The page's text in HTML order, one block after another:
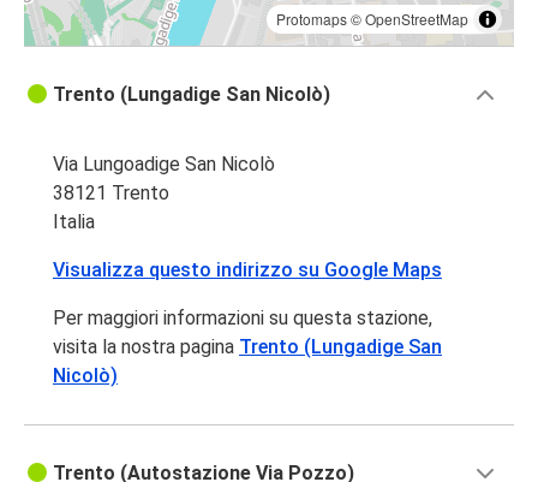
Protomaps©OpenStreetMap
Trento (Lungadige San Nicolò)
Via Lungoadige San Nicolò
38121 Trento
Italia
Visualizza questo indirizzo su Google Maps
Per maggiori informazioni su questa stazione,
visita la nostra pagina Trento (Lungadige San
Nicolò)
Trento (Autostazione Via Pozzo)